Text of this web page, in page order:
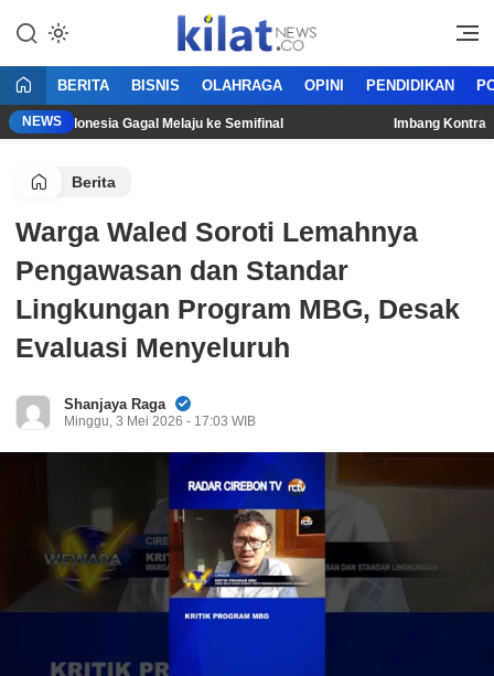
KilatNews.co
Mencerdaskan Anak Bangsa
BERITA BISNIS OLAHRAGA OPINI PENDIDIKAN
NEWS
Indonesia Gagal Melaju ke Semifinal Imbang Kontra
Berita
Warga Waled Soroti Lemahnya
Pengawasan dan Standar
Lingkungan Program MBG, Desak
Evaluasi Menyeluruh
Shanjaya Raga
Minggu, 3 Mei 2026 - 17:03 WIB